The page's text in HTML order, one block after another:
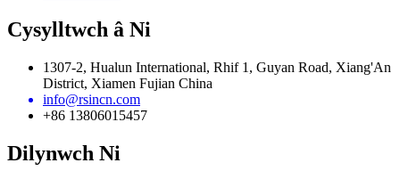
Cysylltwch â Ni
1307-2, Hualun International, Rhif 1, Guyan Road, Xiang'An
District, Xiamen Fujian China
info@rsincn.com
+86 13806015457
Dilynwch Ni